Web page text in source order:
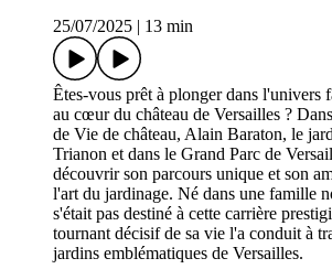
25/07/2025
13 min
Êtes-vous prêt à plonger dans l'univers
au cœur du château de Versailles ?
de Vie de château, Alain Baraton, le
Trianon et dans le Grand Parc de
découvrir son parcours unique et son
l'art du jardinage. Né dans une famille
s'était pas destiné à cette carrière
tournant décisif de sa vie l'a conduit à
jardins emblématiques de Versailles.